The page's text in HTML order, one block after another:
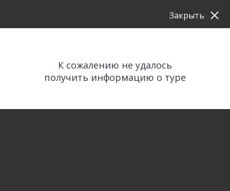
К сожалению не удалось
получить информацию о туре
Закрыть